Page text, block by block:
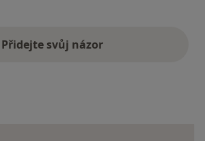
Přidejte svůj názor